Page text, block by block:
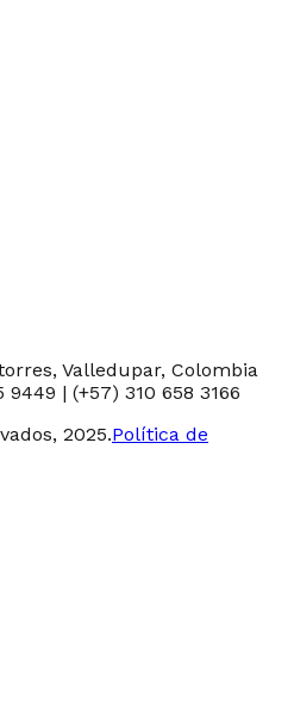
Valledupar, Colombia
9449 | (+57) 310 658 3166
2025.Política de